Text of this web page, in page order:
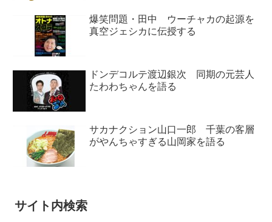
爆笑問題・田中 ウーチャカの起源を
真空ジェシカに伝授する
ドンデコルテ渡辺銀次 同期の元芸人
たわわちゃんを語る
サカナクション山口一郎 千葉の客層
がやんちゃすぎる山岡家を語る
サイト内検索